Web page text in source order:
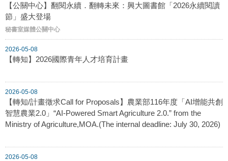
【公關中心】翻閱永續．翻轉未來：興大圖書館「2026永續閱讀
節」盛大登場
秘書室媒體公關中心
2026-05-08
【轉知】2026國際青年人才培育計畫
2026-05-08
【轉知/計畫徵求Call for Proposals】農業部116年度「AI增能共創
智慧農業2.0」“AI-Powered Smart Agriculture 2.0.” from the
Ministry of Agriculture,MOA.(The internal deadline: July 30, 2026)
2026-05-08